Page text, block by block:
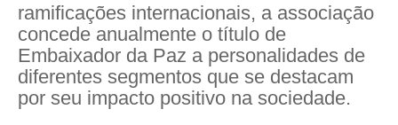
ramificações internacionais, a associação
concede anualmente o título de
Embaixador da Paz a personalidades de
diferentes segmentos que se destacam
por seu impacto positivo na sociedade.